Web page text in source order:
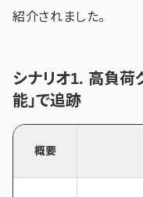
紹介されました。
シナリオ1. 高負荷
能」で追跡
概要